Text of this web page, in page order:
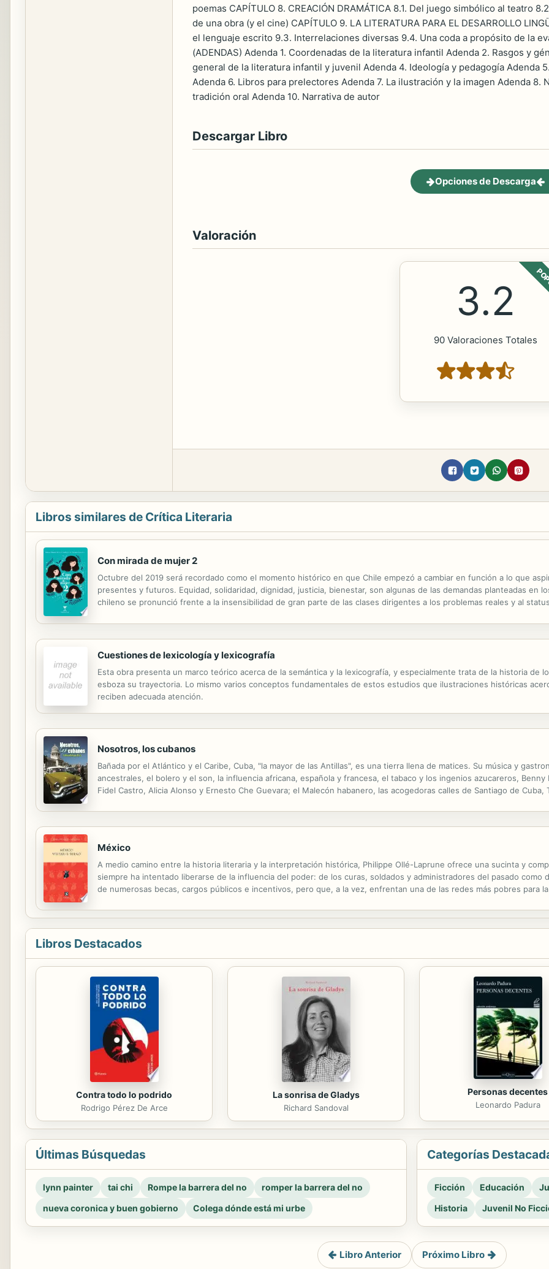
poemas CAPÍTULO 8. CREACIÓN DRAMÁTICA 8.1. Del juego simbólico al teatro
de una obra (y el cine) CAPÍTULO 9. LA LITERATURA PARA EL DESARROLLO
el lenguaje escrito 9.3. Interrelaciones diversas 9.4. Una coda a propósito de la
(ADENDAS) Adenda 1. Coordenadas de la literatura infantil Adenda 2. Rasgos y
general de la literatura infantil y juvenil Adenda 4. Ideología y pedagogía Adenda
Adenda 6. Libros para prelectores Adenda 7. La ilustración y la imagen Adenda 8.
tradición oral Adenda 10. Narrativa de autor
Descargar Libro
Opciones de Descarga
Valoración
3.2
90 Valoraciones Totales
Libros similares de Crítica Literaria
Con mirada de mujer 2
Octubre del 2019 será recordado como el momento histórico en que Chile empezó a cambiar en función a lo que
presentes y futuros. Equidad, solidaridad, dignidad, justicia, bienestar, son algunas de las demandas planteadas en
chileno se pronunció frente a la insensibilidad de gran parte de las clases dirigentes a los problemas reales y al
Cuestiones de lexicología y lexicografía
Esta obra presenta un marco teórico acerca de la semántica y la lexicografía, y especialmente trata de la historia de
esboza su trayectoria. Lo mismo varios conceptos fundamentales de estos estudios que ilustraciones históricas
reciben adecuada atención.
Nosotros, los cubanos
Bañada por el Atlántico y el Caribe, Cuba, "la mayor de las Antillas", es una tierra llena de matices. Su música y
ancestrales, el bolero y el son, la influencia africana, española y francesa, el tabaco y los ingenios azucareros,
Fidel Castro, Alicia Alonso y Ernesto Che Guevara; el Malecón habanero, las acogedoras calles de Santiago de
México
A medio camino entre la historia literaria y la interpretación histórica, Philippe Ollé-Laprune ofrece una sucinta y
siempre ha intentado liberarse de la influencia del poder: de los curas, soldados y administradores del pasado
de numerosas becas, cargos públicos e incentivos, pero que, a la vez, enfrentan una de las redes más pobres para
Libros Destacados
Contra todo lo podrido
Rodrigo Pérez De Arce
La sonrisa de Gladys
Richard Sandoval
Personas decentes
Leonardo Padura
Últimas Búsquedas
lynn painter tai chi Rompe la barrera del no
romper la barrera del no
nueva coronica y buen gobierno
Colega dónde está mi urbe
Categorías
Ficción Educación
Historia
Juvenil No
Libro Anterior Próximo Libro